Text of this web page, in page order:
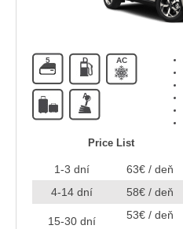
5 D AC
A
Price List
1-3 dní
63€ / deň
4-14 dní
58€ / deň
15-30 dní 53€ / deň